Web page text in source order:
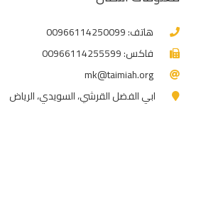
هاتف: 00966114250099
فاكس: 00966114255599
mk@taimiah.org
ابي الفضل القرشي، السويدي، الرياض